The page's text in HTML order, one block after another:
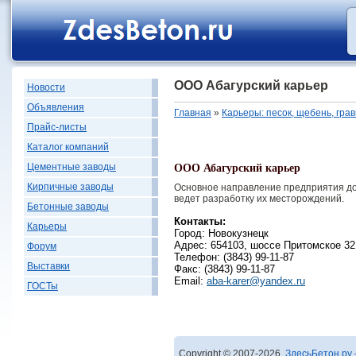
Новости
Объявления
Прайс-листы
Каталог компаний
Цементные заводы
Кирпичные заводы
Бетонные заводы
Карьеры
Форум
Выставки
ГОСТы
ООО Абагурский карьер
Главная » Карьеры: песок, щебень,
ООО Абагурский карьер
Основное направление предприятия
ведет разработку их месторождений.
Контакты:
Город: Новокузнецк
Адрес: 654103, шоссе Притомское 32
Телефон: (3843) 99-11-87
Факс: (3843) 99-11-87
Email: aba-karer@yandex.ru
Copyright © 2007-2026,